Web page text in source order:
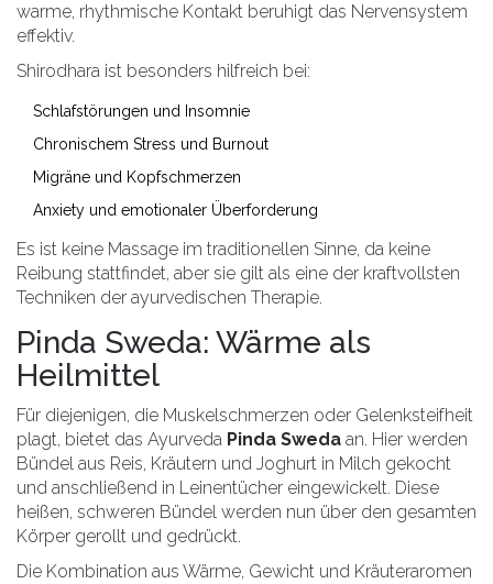
warme, rhythmische Kontakt beruhigt das Nervensystem
effektiv.
Shirodhara ist besonders hilfreich bei:
Schlafstörungen und Insomnie
Chronischem Stress und Burnout
Migräne und Kopfschmerzen
Anxiety und emotionaler Überforderung
Es ist keine Massage im traditionellen Sinne, da keine
Reibung stattfindet, aber sie gilt als eine der kraftvollsten
Techniken der ayurvedischen Therapie.
Pinda Sweda: Wärme als
Heilmittel
Für diejenigen, die Muskelschmerzen oder Gelenksteifheit
plagt, bietet das Ayurveda Pinda Sweda an. Hier werden
Bündel aus Reis, Kräutern und Joghurt in Milch gekocht
und anschließend in Leinentücher eingewickelt. Diese
heißen, schweren Bündel werden nun über den gesamten
Körper gerollt und gedrückt.
Die Kombination aus Wärme, Gewicht und Kräuteraromen